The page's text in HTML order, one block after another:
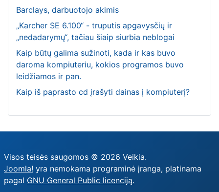
Barclays, darbuotojo akimis
„Karcher SE 6.100“ - truputis apgavysčių ir
„nedadarymų“, tačiau šiaip siurbia neblogai
Kaip būtų galima sužinoti, kada ir kas buvo
daroma kompiuteriu, kokios programos buvo
leidžiamos ir pan.
Kaip iš paprasto cd įrašyti dainas į kompiuterį?
Visos teisės saugomos © 2026 Veikia.
Joomla! yra nemokama programinė įranga, platinama
pagal GNU General Public licenciją.